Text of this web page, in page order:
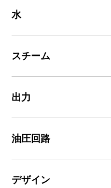
水
スチーム
出力
油圧回路
デザイン